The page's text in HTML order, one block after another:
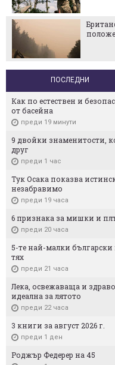
ПОСЛЕДНИ
Как по естествен и
от басейна
преди 19 минути
9 двойки знаменитости,
друг
преди 1 час
Тук Осака показва
незабравимо
преди 19 часа
6 признака за мишки и
преди 20 часа
5-те най-малки
тях
преди 21 часа
Лека, освежаваща и
идеална за лятото
преди 22 часа
3 книги за август 2026 г.
преди 1 ден
Роджър Федерер на 45